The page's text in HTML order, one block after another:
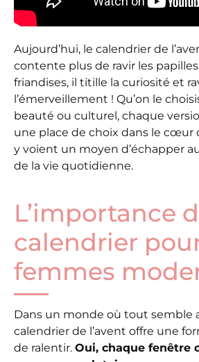
Aujourd’hui, le calendrier de
contente plus de ravir les
friandises, il titille la curiosité et
l’émerveillement ! Qu’on le
beauté ou culturel, chaque
une place de choix dans le cœur
y voient un moyen d’échapper
de la vie quotidienne.
L’importance
calendrier
femmes
Dans un monde où tout semble
calendrier de l’avent offre une
de ralentir. Oui, chaque fenêtre